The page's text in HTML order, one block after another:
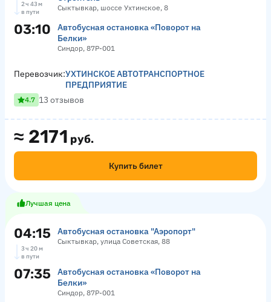
Сыктывкар, шоссе Ухтинское, 8
2 ч 43 м
в пути
03:10
Автобусная остановка «Поворот на
Белки»
Синдор, 87Р-001
≈ 2171 руб.
Купить билет
Перевозчик:УХТИНСКОЕ АВТОТРАНСПОРТНОЕ
ПРЕДПРИЯТИЕ
4.7 13 отзывов
Лучшая цена
04:15 Автобусная остановка "Аэропорт"
Сыктывкар, улица Советская, 88
3 ч 20 м
в пути
07:35
Автобусная остановка «Поворот на
Белки»
Синдор, 87Р-001